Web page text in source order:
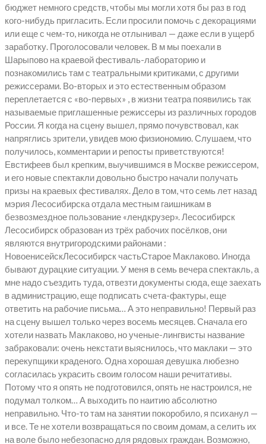
бюджет немного средств, чтобы мы могли хотя бы раз в год
кого-нибудь пригласить. Если просили помочь с декорациями
или еще с чем-то, никогда не отлынивал — даже если в ущерб
заработку. Проголосовали человек. В м мы поехали в
Шарыпово на краевой фестиваль-лабораторию и
познакомились там с театральными критиками, с другими
режиссерами. Во-вторых и это естественным образом
переплетается с «во-первых» , в жизни театра появились так
называемые приглашенные режиссеры из различных городов
России. Я когда на сцену вышел, прямо почувствовал, как
напряглись зрители, увидев мою физиономию. Слушаем, что
получилось, комментарии и репосты приветствуются!
Евстифеев был крепким, выучившимся в Москве режиссером,
и его новые спектакли довольно быстро начали получать
призы на краевых фестивалях. Дело в том, что семь лет назад
мэрия Лесосибирска отдала местным гаишникам в
безвозмездное пользование «лендкрузер». Лесосибирск
Лесосибирск образован из трёх рабочих посёлков, они
являются внутригородскими районами :
НовоенисейскЛесосибирск частьСтарое Маклаково. Иногда
бывают дурацкие ситуации. У меня в семь вечера спектакль, а
мне надо съездить туда, отвезти документы сюда, еще заехать
в администрацию, еще подписать счета-фактуры, еще
ответить на рабочие письма… А это неправильно! Первый раз
на сцену вышел только через восемь месяцев. Сначала его
хотели назвать Маклаково, но ученые-лингвисты название
забраковали: очень некстати выяснилось, что маклаки — это
перекупщики краденого. Одна хорошая девушка любезно
согласилась украсить своим голосом наши речитативы.
Потому что я опять не подготовился, опять не настроился, не
подумал толком… А выходить по наитию абсолютно
неправильно. Что-то там на занятии покоробило, я психанул —
и все. Те не хотели возвращаться по своим домам, а селить их
на воле было небезопасно для рядовых граждан. Возможно,